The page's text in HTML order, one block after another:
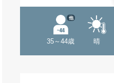
35～44歳
他
晴